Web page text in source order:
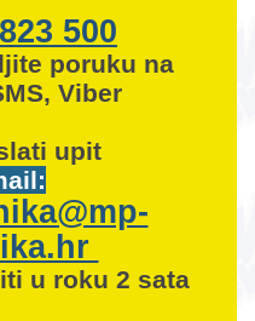
500
poruku na
Viber
upit
u roku 2 sata